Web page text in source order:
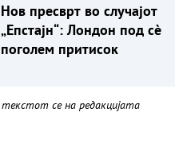
Нов пресврт во случајот
„Епстајн“: Лондон под сè
поголем притисок
се на редакцијата